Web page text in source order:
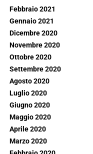
Febbraio 2021
Gennaio 2021
Dicembre 2020
Novembre 2020
Ottobre 2020
Settembre 2020
Agosto 2020
Luglio 2020
Giugno 2020
Maggio 2020
Aprile 2020
Marzo 2020